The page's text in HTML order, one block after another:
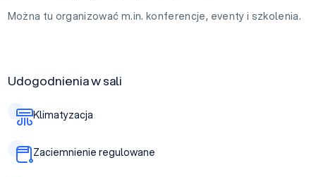
Można tu organizować m.in. konferencje, eventy i szkolenia.
Udogodnienia w sali
Klimatyzacja
Zaciemnienie regulowane